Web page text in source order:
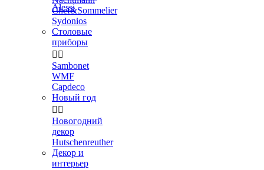
Alessi
Chef&Sommelier
Sydonios
Столовые
приборы
 
Sambonet
WMF
Capdeco
Новый год
 
Новогодний
декор
Hutschenreuther
Декор и
интерьер